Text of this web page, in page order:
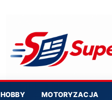
HOBBY MOTORYZACJA